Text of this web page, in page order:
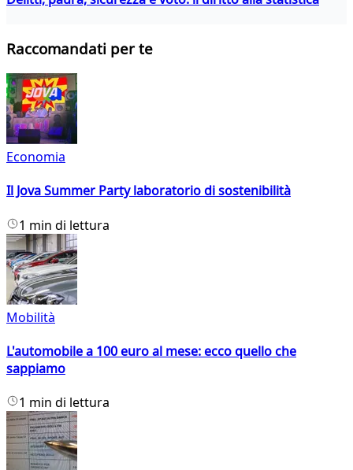
Raccomandati per te
Economia
Il Jova Summer Party laboratorio di sostenibilità
1 min di lettura
Mobilità
L'automobile a 100 euro al mese: ecco quello che
sappiamo
1 min di lettura